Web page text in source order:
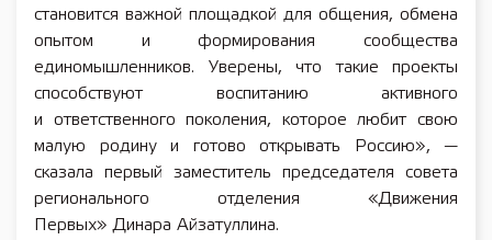
становится важной площадкой для общения, обмена
опытом и формирования сообщества
единомышленников. Уверены, что такие проекты
способствуют воспитанию активного
и ответственного поколения, которое любит свою
малую родину и готово открывать Россию», —
сказала первый заместитель председателя совета
регионального отделения «Движения
Первых» Динара Айзатуллина.